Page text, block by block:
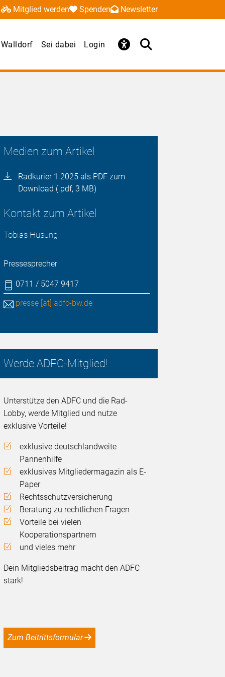
Mitglied werden Spenden Newsletter
Sei dabei Login
Medien zum Artikel
Radkurier 1.2025 als PDF zum
Download (.pdf, 3 MB)
Kontakt zum Artikel
Tobias Husung
Pressesprecher
0711 / 5047 9417
presse [at] adfc-bw.de
Werde ADFC-Mitglied!
Unterstütze den ADFC und die Rad-
Lobby, werde Mitglied und nutze
exklusive Vorteile!
exklusive deutschlandweite
Pannenhilfe
exklusives Mitgliedermagazin als E-
Paper
Rechtsschutzversicherung
Beratung zu rechtlichen Fragen
Vorteile bei vielen
Kooperationspartnern
und vieles mehr
Dein Mitgliedsbeitrag macht den ADFC
stark!
Zum Beitrittsformular